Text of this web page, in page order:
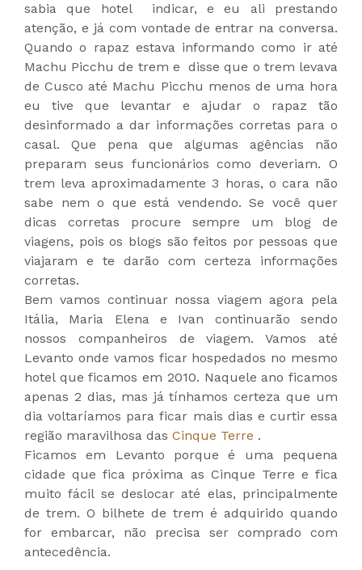
sabia que hotel indicar, e eu ali prestando
atenção, e já com vontade de entrar na conversa.
Quando o rapaz estava informando como ir até
Machu Picchu de trem e disse que o trem levava
de Cusco até Machu Picchu menos de uma hora
eu tive que levantar e ajudar o rapaz tão
desinformado a dar informações corretas para o
casal. Que pena que algumas agências não
preparam seus funcionários como deveriam. O
trem leva aproximadamente 3 horas, o cara não
sabe nem o que está vendendo. Se você quer
dicas corretas procure sempre um blog de
viagens, pois os blogs são feitos por pessoas que
viajaram e te darão com certeza informações
corretas.
Bem vamos continuar nossa viagem agora pela
Itália, Maria Elena e Ivan continuarão sendo
nossos companheiros de viagem. Vamos até
Levanto onde vamos ficar hospedados no mesmo
hotel que ficamos em 2010. Naquele ano ficamos
apenas 2 dias, mas já tínhamos certeza que um
dia voltaríamos para ficar mais dias e curtir essa
região maravilhosa das Cinque Terre .
Ficamos em Levanto porque é uma pequena
cidade que fica próxima as Cinque Terre e fica
muito fácil se deslocar até elas, principalmente
de trem. O bilhete de trem é adquirido quando
for embarcar, não precisa ser comprado com
antecedência.